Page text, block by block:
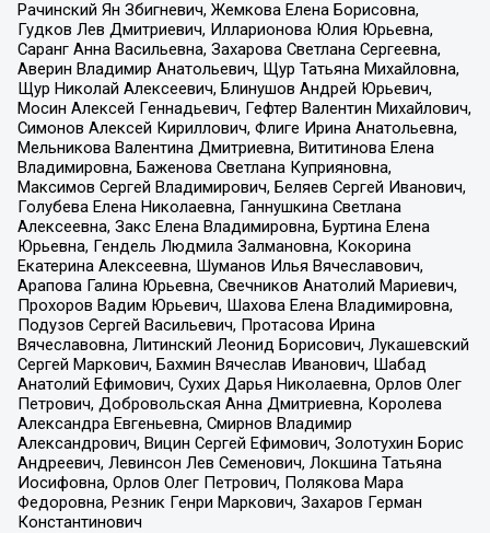
Рачинский Ян Збигневич, Жемкова Елена Борисовна,
Гудков Лев Дмитриевич, Илларионова Юлия Юрьевна,
Саранг Анна Васильевна, Захарова Светлана Сергеевна,
Аверин Владимир Анатольевич, Щур Татьяна Михайловна,
Щур Николай Алексеевич, Блинушов Андрей Юрьевич,
Мосин Алексей Геннадьевич, Гефтер Валентин Михайлович,
Симонов Алексей Кириллович, Флиге Ирина Анатольевна,
Мельникова Валентина Дмитриевна, Вититинова Елена
Владимировна, Баженова Светлана Куприяновна,
Максимов Сергей Владимирович, Беляев Сергей Иванович,
Голубева Елена Николаевна, Ганнушкина Светлана
Алексеевна, Закс Елена Владимировна, Буртина Елена
Юрьевна, Гендель Людмила Залмановна, Кокорина
Екатерина Алексеевна, Шуманов Илья Вячеславович,
Арапова Галина Юрьевна, Свечников Анатолий Мариевич,
Прохоров Вадим Юрьевич, Шахова Елена Владимировна,
Подузов Сергей Васильевич, Протасова Ирина
Вячеславовна, Литинский Леонид Борисович, Лукашевский
Сергей Маркович, Бахмин Вячеслав Иванович, Шабад
Анатолий Ефимович, Сухих Дарья Николаевна, Орлов Олег
Петрович, Добровольская Анна Дмитриевна, Королева
Александра Евгеньевна, Смирнов Владимир
Александрович, Вицин Сергей Ефимович, Золотухин Борис
Андреевич, Левинсон Лев Семенович, Локшина Татьяна
Иосифовна, Орлов Олег Петрович, Полякова Мара
Федоровна, Резник Генри Маркович, Захаров Герман
Константинович